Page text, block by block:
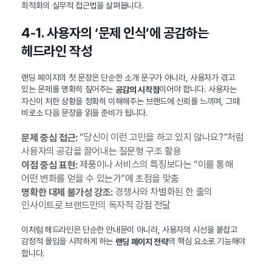
최적화의 실무적 접근법을 살펴봅니다.
4-1. 사용자의 ‘문제 인식’에 공감하는
헤드라인 작성
랜딩 페이지의 첫 문장은 단순한 소개 문구가 아니라, 사용자가 겪고
있는 문제를 명확히 짚어주는 공감의 시작점이어야 합니다. 사용자는
자신이 처한 상황을 정확히 이해해주는 브랜드에 신뢰를 느끼며, 그때
비로소 다음 문장을 읽을 준비가 됩니다.
문제 중심 접근:“당신이 이런 고민을 하고 있지 않나요?”처럼
사용자의 공감을 끌어내는 질문형 구조 활용
이점 중심 표현:제품이나 서비스의 특징보다는 “이를 통해
어떤 변화를 얻을 수 있는가”에 초점을 맞춤
명확한 대체 불가성 강조:경쟁사와 차별화된 한 줄의
인사이트로 브랜드만의 독자적 강점 전달
이처럼 헤드라인은 단순한 안내문이 아니라, 사용자의 시선을 붙잡고
감정적 몰입을 시작하게 하는 랜딩 페이지 전략의 핵심 요소로 기능해야
합니다.